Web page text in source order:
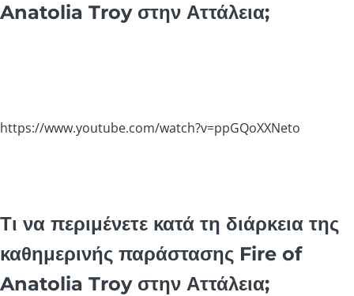
Anatolia Troy στην Αττάλεια;
https://www.youtube.com/watch?v=ppGQoXXNeto
Τι να περιμένετε κατά τη διάρκεια της
καθημερινής παράστασης Fire of
Anatolia Troy στην Αττάλεια;